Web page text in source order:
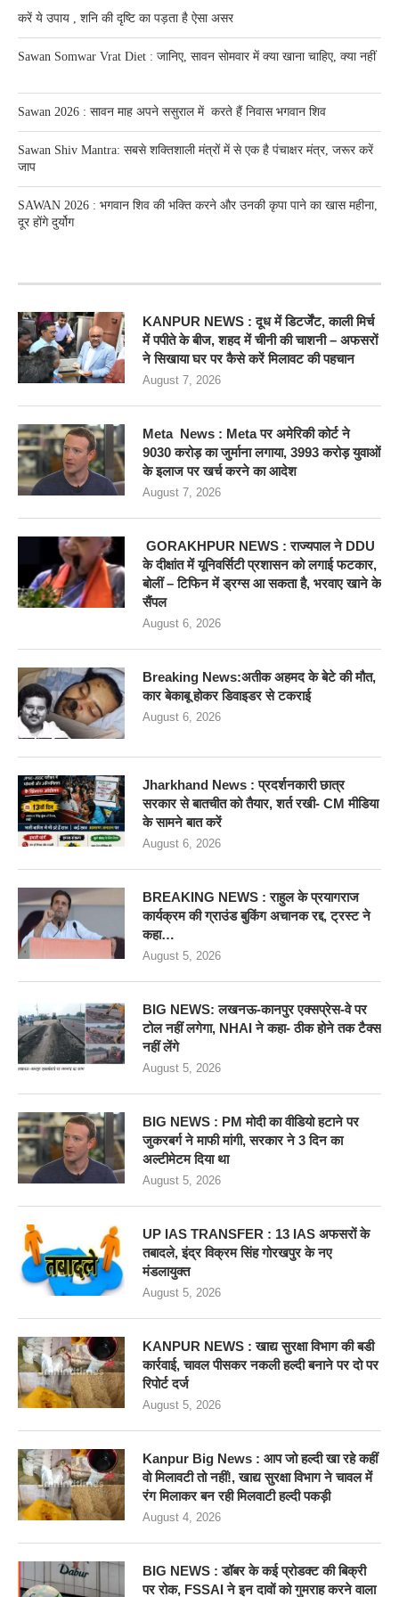
करें ये उपाय , शनि की दृष्टि का पड़ता है ऐसा असर
Sawan Somwar Vrat Diet : जानिए, सावन सोमवार में क्या खाना चाहिए, क्या नहीं
Sawan 2026 : सावन माह अपने ससुराल में करते हैं निवास भगवान शिव
Sawan Shiv Mantra: सबसे शक्तिशाली मंत्रों में से एक है पंचाक्षर मंत्र, जरूर करें
जाप
SAWAN 2026 : भगवान शिव की भक्ति करने और उनकी कृपा पाने का खास महीना,
दूर होंगे दुर्योग
KANPUR NEWS : दूध में डिटर्जेंट, काली मिर्च
में पपीते के बीज, शहद में चीनी की चाशनी – अफसरों
ने सिखाया घर पर कैसे करें मिलावट की पहचान
August 7, 2026
Meta News : Meta पर अमेरिकी कोर्ट ने
9030 करोड़ का जुर्माना लगाया, 3993 करोड़ युवाओं
के इलाज पर खर्च करने का आदेश
August 7, 2026
GORAKHPUR NEWS : राज्यपाल ने DDU
के दीक्षांत में यूनिवर्सिटी प्रशासन को लगाई फटकार,
बोलीं – टिफिन में ड्रग्स आ सकता है, भरवाए खाने के
सैंपल
August 6, 2026
Breaking News:अतीक अहमद के बेटे की मौत,
कार बेकाबू होकर डिवाइडर से टकराई
August 6, 2026
Jharkhand News : प्रदर्शनकारी छात्र
सरकार से बातचीत को तैयार, शर्त रखी- CM मीडिया
के सामने बात करें
August 6, 2026
BREAKING NEWS : राहुल के प्रयागराज
कार्यक्रम की ग्राउंड बुकिंग अचानक रद्द, ट्रस्ट ने
कहा…
August 5, 2026
BIG NEWS: लखनऊ-कानपुर एक्सप्रेस-वे पर
टोल नहीं लगेगा, NHAI ने कहा- ठीक होने तक टैक्स
नहीं लेंगे
August 5, 2026
BIG NEWS : PM मोदी का वीडियो हटाने पर
जुकरबर्ग ने माफी मांगी, सरकार ने 3 दिन का
अल्टीमेटम दिया था
August 5, 2026
UP IAS TRANSFER : 13 IAS अफसरों के
तबादले, इंद्र विक्रम सिंह गोरखपुर के नए
मंडलायुक्त
August 5, 2026
KANPUR NEWS : खाद्य सुरक्षा विभाग की बडी
कार्रवाई, चावल पीसकर नकली हल्दी बनाने पर दो पर
रिपोर्ट दर्ज
August 5, 2026
Kanpur Big News : आप जो हल्दी खा रहे कहीं
वो मिलावटी तो नहीं!, खाद्य सुरक्षा विभाग ने चावल में
रंग मिलाकर बन रही मिलवाटी हल्दी पकड़ी
August 4, 2026
BIG NEWS : डॉबर के कई प्रोडक्ट की बिक्री
पर रोक, FSSAI ने इन दावों को गुमराह करने वाला